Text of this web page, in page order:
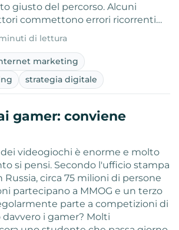
giusto del percorso. Alcuni
commettono errori ricorrenti…
di lettura
marketing
strategia digitale
gamer: conviene
videogiochi è enorme e molto
si pensi. Secondo l'ufficio stampa
circa 75 milioni di persone
partecipano a MMOG e un terzo
parte a competizioni di
davvero i gamer? Molti